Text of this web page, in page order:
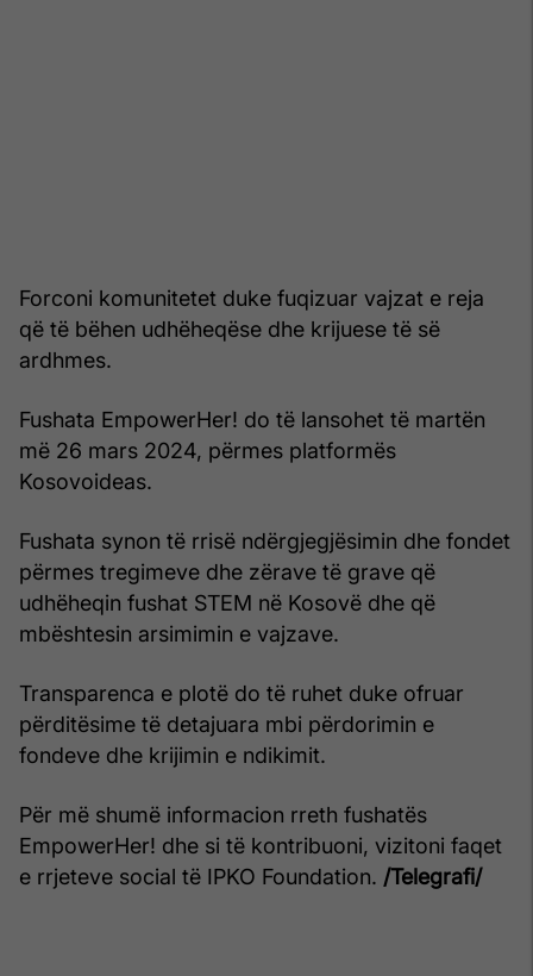
Forconi komunitetet duke fuqizuar vajzat e reja
që të bëhen udhëheqëse dhe krijuese të së
ardhmes.
Fushata EmpowerHer! do të lansohet të martën
më 26 mars 2024, përmes platformës
Kosovoideas.
Fushata synon të rrisë ndërgjegjësimin dhe fondet
përmes tregimeve dhe zërave të grave që
udhëheqin fushat STEM në Kosovë dhe që
mbështesin arsimimin e vajzave.
Transparenca e plotë do të ruhet duke ofruar
përditësime të detajuara mbi përdorimin e
fondeve dhe krijimin e ndikimit.
Për më shumë informacion rreth fushatës
EmpowerHer! dhe si të kontribuoni, vizitoni faqet
e rrjeteve social të IPKO Foundation. /Telegrafi/